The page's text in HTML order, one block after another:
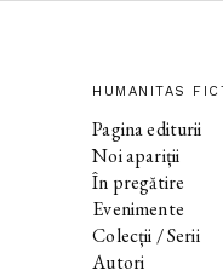
HUMANITAS
Pagina editurii
Noi apariții
În pregătire
Evenimente
Colecții / Serii
Autori